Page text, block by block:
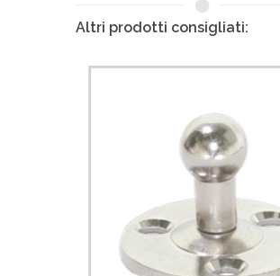
Altri prodotti consigliati: